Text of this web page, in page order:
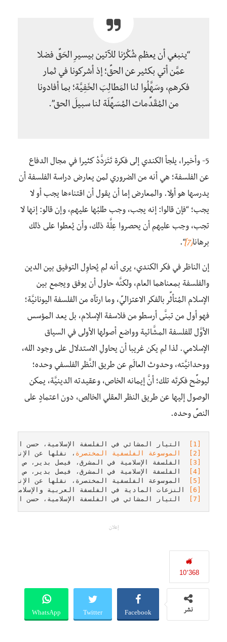
“ينبغي أن يعظم شُكْرُنا للآتين بيسيرِ الحَقِّ فضلا
عمَّن أتي بكثير عن الحقِّ؛ إذ أشركونا في ثمار
فكرهم، وسَهَّلُوا لنا المَطالِبَ الخَفِيَّة؛ بما أفادونا
من المُقَدِّمات المُسَهِّلَة لنا سبيلَ الحق”.
5- وأخيرا، يلجأ الكندي إلى فكرة تَتَرَدَّدُ كثيرا في مجال الدفاع
عن الفلسفة؛ هي أنه من الضروري لمن يعارض دراسة الفلسفة أن
يدرسها هو أولا. والمعارض إما أن يقول أن اقتناءها يجب أو لا
يجب؛ “فإن قالوا: إنه يجب، وجب طلبُها عليهم، وإن قالو: إنها لا
تجب، وجب عليهم أن يحصروا عِلَّة ذلك، وأن يُعطوا على ذلك
برهانا[7]
“.
إن الناظر في فكر الكندي، يرى أنه لم يُحاوِل التوفيق بين الدين
والفلسفة بمعناهما العام، ولكنَّه حاول أن يوفق ويجمع بين
الإسلام المُتأثِّر بالفكر الاعتزاليِّ، وما ارتآه من الفلسفة اليونانيَّة؛
فهو أول من تبنَّى أرسطو من فلاسفة الإسلام، بل يعد المؤسس
الأوَّل للفلسفة المشَّائية وواضع أصولها الأولى في السياق
الإسلامي. لذا لم يكن غريبا أن يحاولِ الاستدلال على وجود الله،
ووحدانيَّته، وحدوث العالَم عن طريق النَّظر الفلسفي وحده؛
ليوضِّح فكرتَه تلك؛ أنَّ إيمانه الخاص، وعقيدته الدينيَّة، يمكن
الوصول إليها عن طريق النظر العقلي الخالص، دون اعتمادٍ على
النصِّ وحده.
التيار المشائي في الفلسفة الإسلامية، حسن الشافعي، ص 128، دار البصائر، الطبعة
الموسوعة الفلسفية المختصرة ، نقلها عن الإنجليزية:
الفلسفة الإسلامية في المشرق، فيصل بدير، ص 111، مكتبة الأسرة 2016.
الفلسفة الإسلامية في المشرق، فيصل بدير، ص 115:116، مكتبة الأسرة 2016.
الموسوعة الفلسفية المختصرة، نقلها عن الإنجليزية: فؤاد
النزعات المادية في الفلسفة العربية والإسلامية – الكندي – الفارابي – ابن
التيار المشائي في الفلسفة الإسلامية، حسن الشافعي، ص 18:21، دار البصائر، الطبعة
إعلان
10٬368
نشر Facebook
Twitter
WhatsApp